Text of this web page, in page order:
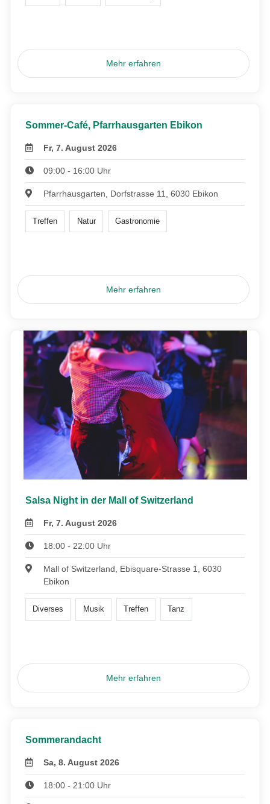
Mehr erfahren
Sommer-Café, Pfarrhausgarten Ebikon
Fr, 7. August 2026
09:00 - 16:00 Uhr
Pfarrhausgarten, Dorfstrasse 11, 6030 Ebikon
Treffen Natur Gastronomie
Mehr erfahren
Salsa Night in der Mall of Switzerland
Fr, 7. August 2026
18:00 - 22:00 Uhr
Mall of Switzerland, Ebisquare-Strasse 1, 6030
Ebikon
Diverses Musik Treffen Tanz
Mehr erfahren
Sommerandacht
Sa, 8. August 2026
18:00 - 21:00 Uhr